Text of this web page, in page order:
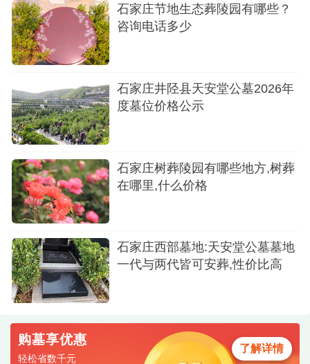
龙凤陵园草地
值得一提的是，大峪山生命纪念园从2025年开
始，连续两年在清明节前后举办公益节地生态葬活
动，由石家庄市民政局主办，面向社会征集报名，
以草坪葬的形式免费或低成本为逝者提供安息之
所。2025年4月有12个家庭参与了这项活动，2026
年4月又有更多家庭通过覆土播种、撒花瓣、悬挂祈
福带等简约庄重的仪式，完成了对亲人的温柔送
别。这种由政府主办、园区承办的公益活动，既体
现了对生命的尊重，也实实在在地推动了绿色殡葬
石家庄节地生态葬陵园有哪些？
咨询电话多少
石家庄井陉县天安堂公墓2026年
度墓位价格公示
石家庄树葬陵园有哪些地方,树葬
在哪里,什么价格
石家庄西部墓地:天安堂公墓墓地
一代与两代皆可安葬,性价比高
购墓享优惠
轻松省数千元
了解详情